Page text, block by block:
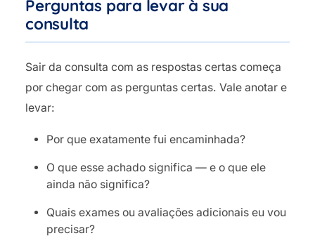
Perguntas para levar à sua
consulta
Sair da consulta com as respostas certas começa
por chegar com as perguntas certas. Vale anotar e
levar:
Por que exatamente fui encaminhada?
O que esse achado significa — e o que ele
ainda não significa?
Quais exames ou avaliações adicionais eu vou
precisar?